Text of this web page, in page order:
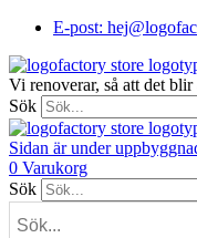
E-post:
Vi renoverar, så att det blir
Sök
Sidan är under
0 Varukorg
Sök